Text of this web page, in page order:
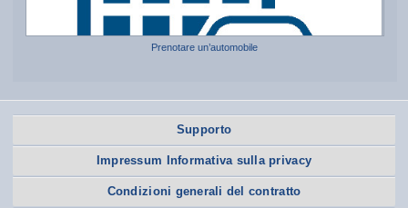
Prenotare un’automobile
Supporto
Impressum Informativa sulla privacy
Condizioni generali del contratto